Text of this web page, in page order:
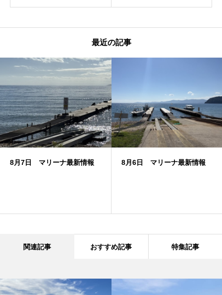
最近の記事
8月7日 マリーナ最新情報 8月6日 マリーナ最新情報
関連記事 おすすめ記事 特集記事